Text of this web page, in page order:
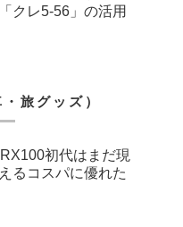
クレ5-56」の活用
旅グッズ）
初代はまだ現
るコスパに優れた